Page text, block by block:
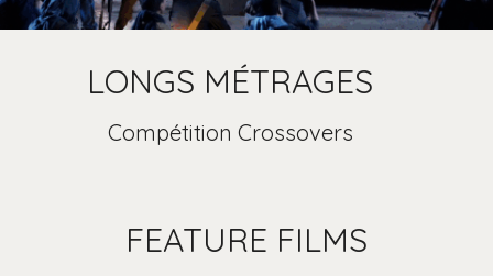
LONGS MÉTRAGES
Compétition Crossovers
FEATURE FILMS